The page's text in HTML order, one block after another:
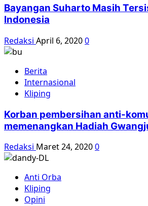
Bayangan Suharto Masih
Indonesia
Redaksi April 6, 20200
Berita
Internasional
Kliping
Korban pembersihan anti-
memenangkan Hadiah
Redaksi Maret 24, 20200
Anti Orba
Kliping
Opini